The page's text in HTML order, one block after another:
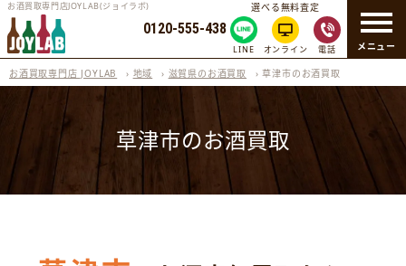
メニュー
お酒買取専門店JOYLAB(ジョイラボ)
0120-555-438
選べる無料査定
LINE オンライン 電話
お酒買取専門店 JOYLAB › 地域 › 滋賀県のお酒買取 ›草津市のお酒買取
草津市のお酒買取